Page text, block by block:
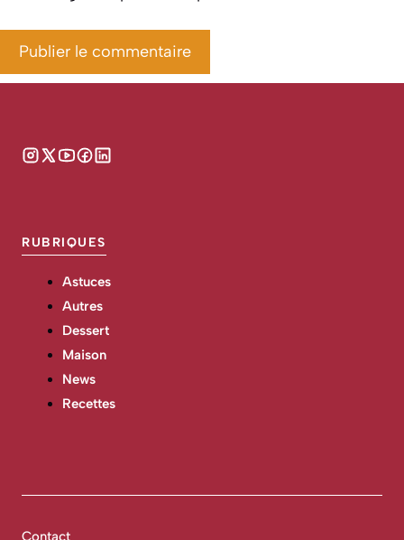
RUBRIQUES
Astuces
Autres
Dessert
Maison
News
Recettes
Contact